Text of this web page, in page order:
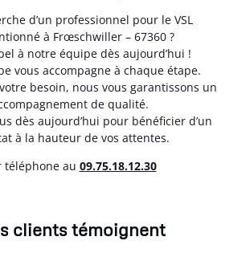
d’un professionnel pour le VSL
à Frœschwiller – 67360 ?
à notre équipe dès aujourd’hui !
vous accompagne à chaque étape.
besoin, nous vous garantissons un
de qualité.
dès aujourd’hui pour bénéficier d’un
à la hauteur de vos attentes.
téléphone au 09.75.18.12.30
clients témoignent